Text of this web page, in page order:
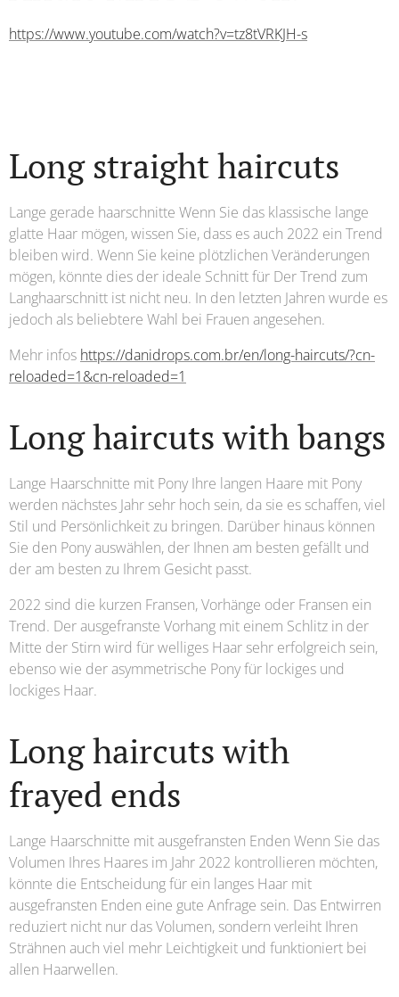
https://www.youtube.com/watch?v=tz8tVRKJH-s
Long straight haircuts
Lange gerade haarschnitte Wenn Sie das klassische lange
glatte Haar mögen, wissen Sie, dass es auch 2022 ein Trend
bleiben wird. Wenn Sie keine plötzlichen Veränderungen
mögen, könnte dies der ideale Schnitt für Der Trend zum
Langhaarschnitt ist nicht neu. In den letzten Jahren wurde es
jedoch als beliebtere Wahl bei Frauen angesehen.
Mehr infos https://danidrops.com.br/en/long-haircuts/?cn-
reloaded=1&cn-reloaded=1
Long haircuts with bangs
Lange Haarschnitte mit Pony Ihre langen Haare mit Pony
werden nächstes Jahr sehr hoch sein, da sie es schaffen, viel
Stil und Persönlichkeit zu bringen. Darüber hinaus können
Sie den Pony auswählen, der Ihnen am besten gefällt und
der am besten zu Ihrem Gesicht passt.
2022 sind die kurzen Fransen, Vorhänge oder Fransen ein
Trend. Der ausgefranste Vorhang mit einem Schlitz in der
Mitte der Stirn wird für welliges Haar sehr erfolgreich sein,
ebenso wie der asymmetrische Pony für lockiges und
lockiges Haar.
Long haircuts with
frayed ends
Lange Haarschnitte mit ausgefransten Enden Wenn Sie das
Volumen Ihres Haares im Jahr 2022 kontrollieren möchten,
könnte die Entscheidung für ein langes Haar mit
ausgefransten Enden eine gute Anfrage sein. Das Entwirren
reduziert nicht nur das Volumen, sondern verleiht Ihren
Strähnen auch viel mehr Leichtigkeit und funktioniert bei
allen Haarwellen.